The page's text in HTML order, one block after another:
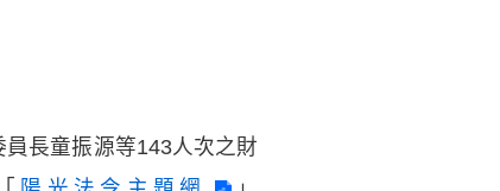
長童振源等143人次之財